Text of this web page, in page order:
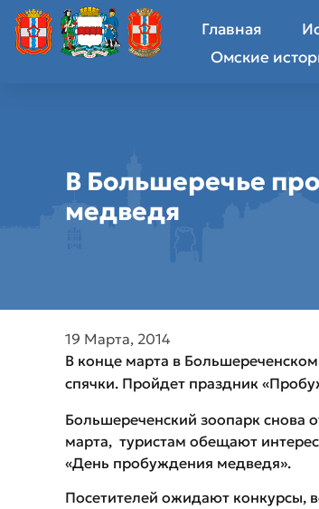
Главная
Омские
В Большеречье
медведя
19 Марта, 2014
В конце марта в
спячки. Пройдет праздник
Большереченский зоопарк снова
марта, туристам обещают
«День пробуждения медведя».
Посетителей ожидают конкурсы,